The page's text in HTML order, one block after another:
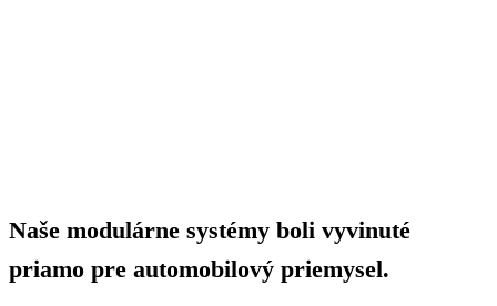
Naše modulárne systémy boli vyvinuté
priamo pre automobilový priemysel.